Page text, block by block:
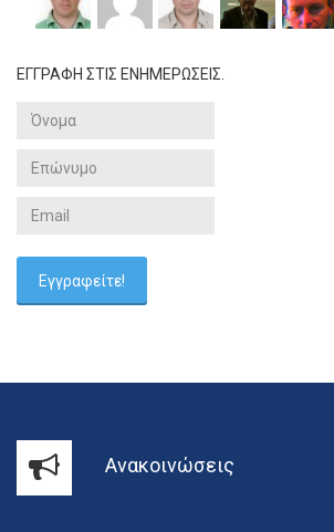
ΕΓΓΡΑΦΗ ΣΤΙΣ ΕΝΗΜΕΡΩΣΕΙΣ.
Ανακοινώσεις